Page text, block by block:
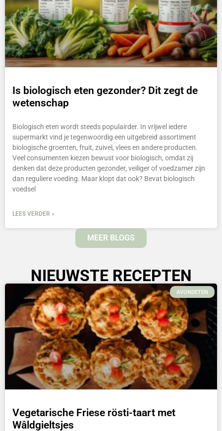
Is biologisch eten gezonder? Dit zegt de
wetenschap
Biologisch eten wordt steeds populairder. In vrijwel iedere
supermarkt vind je tegenwoordig een uitgebreid assortiment
biologische groenten, fruit, zuivel, vlees en andere producten.
Veel consumenten kiezen bewust voor biologisch, omdat zij
denken dat deze producten gezonder, veiliger of voedzamer zijn
dan reguliere voeding. Maar klopt dat ook? Bevat biologisch
voedsel
LEES VERDER »
MEER BLOGS
NIEUWSTE RECEPTEN
AVONDETEN
Vegetarische Friese rösti-taart met
Wâldgieltsjes